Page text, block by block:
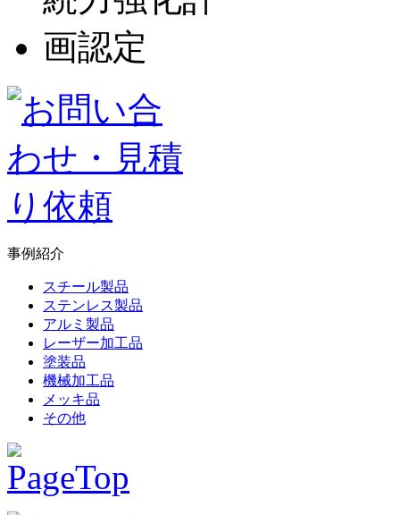
事例紹介
スチール製品
ステンレス製品
アルミ製品
レーザー加工品
塗装品
機械加工品
メッキ品
その他